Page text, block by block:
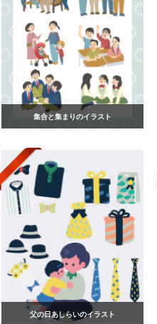
集合と集まりのイラスト
父の日あしらいのイラスト